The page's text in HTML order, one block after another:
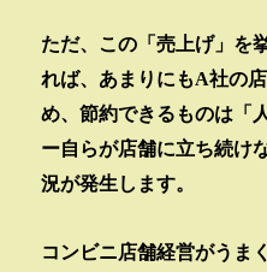
ただ、この「売上げ」を
れば、あまりにもA社の
め、節約できるものは「
ー自らが店舗に立ち続け
況が発生します。
コンビニ店舗経営がうま